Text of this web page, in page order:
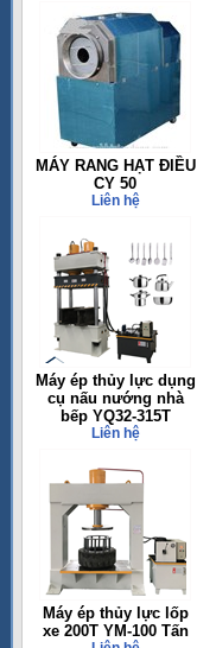
MÁY RANG HẠT ĐIỀU
CY 50
Liên hệ
Máy ép thủy lực dụng
cụ nấu nướng nhà
bếp YQ32-315T
Liên hệ
Máy ép thủy lực lốp
xe 200T YM-100 Tấn